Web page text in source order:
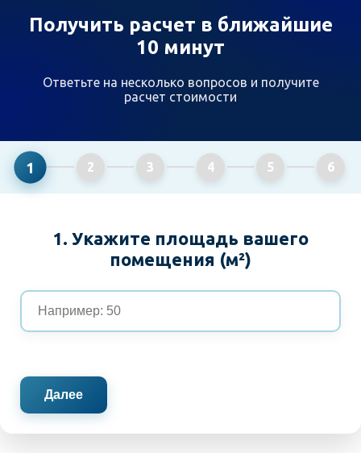
Получить расчет в ближайшие
10 минут
Ответьте на несколько вопросов и получите
расчет стоимости
1 2 3 4 5 6
1. Укажите площадь вашего
помещения (м²)
Далее